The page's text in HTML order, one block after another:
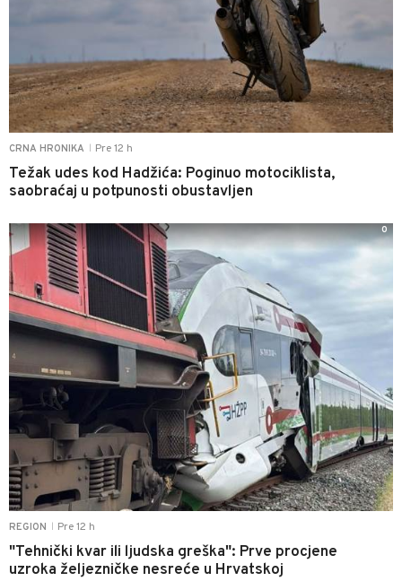
CRNA HRONIKA Pre 12 h
Težak udes kod Hadžića: Poginuo motociklista,
saobraćaj u potpunosti obustavljen
REGION Pre 12 h
"Tehnički kvar ili ljudska greška": Prve procjene
uzroka željezničke nesreće u Hrvatskoj
0